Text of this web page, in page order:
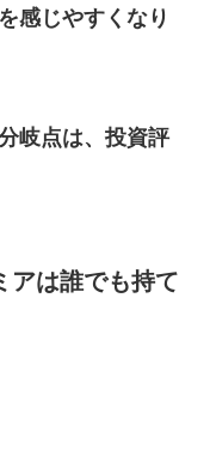
感じやすくなり
岐点は、投資評
アは誰でも持て